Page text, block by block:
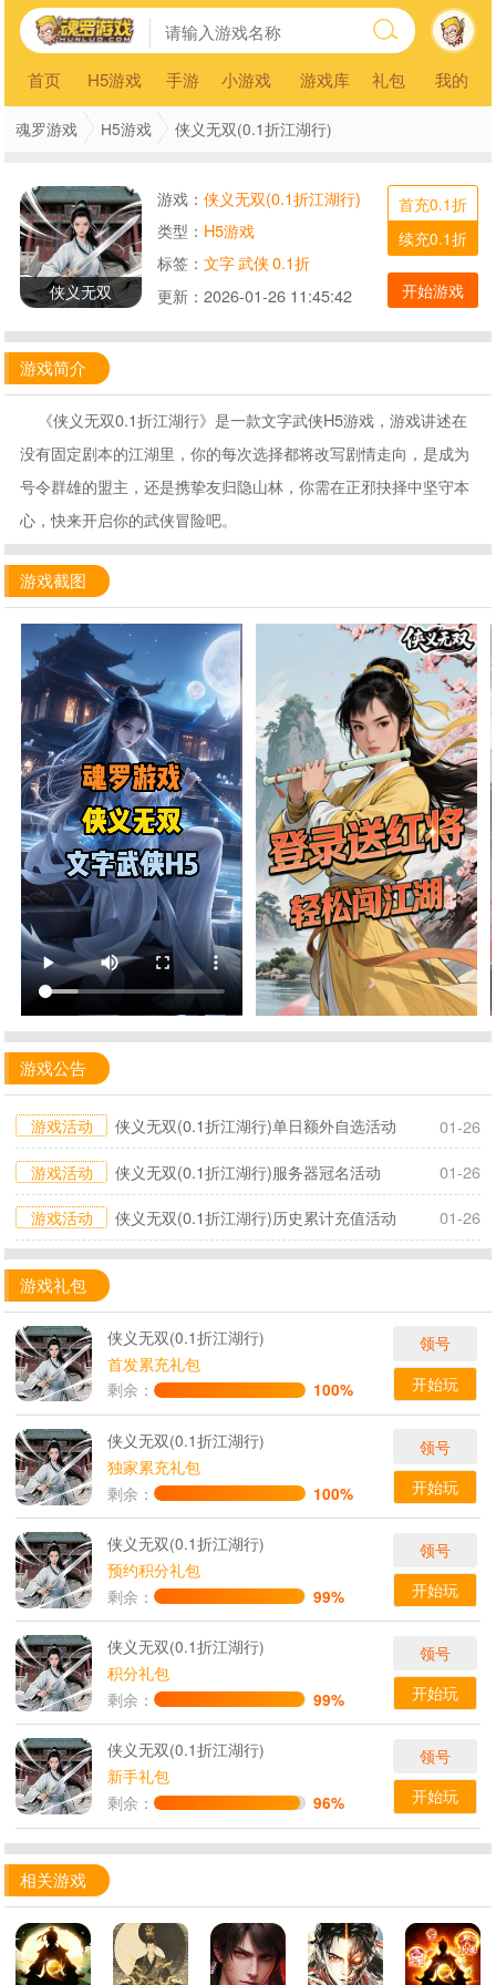
首页 H5游戏 手游 小游戏 游戏库 礼包 我的
魂罗游戏 H5游戏 侠义无双(0.1折江湖行)
侠义无双
游戏： 侠义无双(0.1折江湖行)
类型： H5游戏
标签： 文字武侠0.1折
更新： 2026-01-26 11:45:42
首充0.1折
续充0.1折
开始游戏
游戏简介
《侠义无双0.1折江湖行》是一款文字武侠H5游戏，游戏讲述在
没有固定剧本的江湖里，你的每次选择都将改写剧情走向，是成为
号令群雄的盟主，还是携挚友归隐山林，你需在正邪抉择中坚守本
心，快来开启你的武侠冒险吧。
游戏截图
游戏公告
游戏活动 侠义无双(0.1折江湖行)单日额外自选活动
01-26
游戏活动
侠义无双(0.1折江湖行)服务器冠名活动
01-26
游戏活动
侠义无双(0.1折江湖行)历史累计充值活动 01-26
游戏礼包
侠义无双(0.1折江湖行)
首发累充礼包
剩余：
100%
领号
开始玩
侠义无双(0.1折江湖行)
独家累充礼包
剩余：
100%
领号
开始玩
侠义无双(0.1折江湖行)
预约积分礼包
剩余：
99%
领号
开始玩
侠义无双(0.1折江湖行)
积分礼包
剩余：
99%
领号
开始玩
侠义无双(0.1折江湖行)
新手礼包
剩余：
96%
领号
开始玩
相关游戏